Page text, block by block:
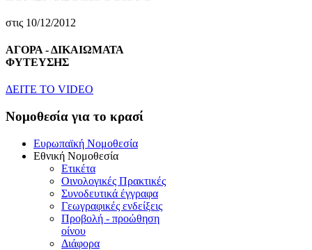
στις 10/12/2012
ΑΓΟΡΑ - ΔΙΚΑΙΩΜΑΤΑ
ΦΥΤΕΥΣΗΣ
ΔEITE TO VIDEO
Noμοθεσία για το κρασί
Eυρωπαϊκή Nομοθεσία
Eθνική Nομοθεσία
Eτικέτα
Oινολογικές Πρακτικές
Συνοδευτικά έγγραφα
Γεωγραφικές ενδείξεις
Προβολή - προώθηση
οίνου
Διάφορα